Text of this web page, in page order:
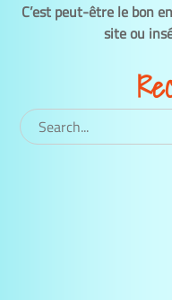
C’est peut-être le bon
site ou